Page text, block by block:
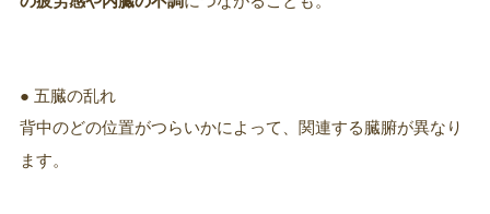
● 五臓の乱れ
背中のどの位置がつらいかによって、関連する臓腑が異なり
ます。